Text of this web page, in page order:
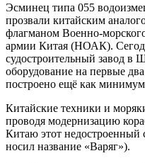
Эсминец типа 055
прозвали китайским
флагманом Военно-
армии Китая (НОАК).
судостроительный завод в
оборудование на первые
построено ещё как минимум
Китайские техники и
проводя модернизацию
Китаю этот недостроенный
носил название «Варяг»).